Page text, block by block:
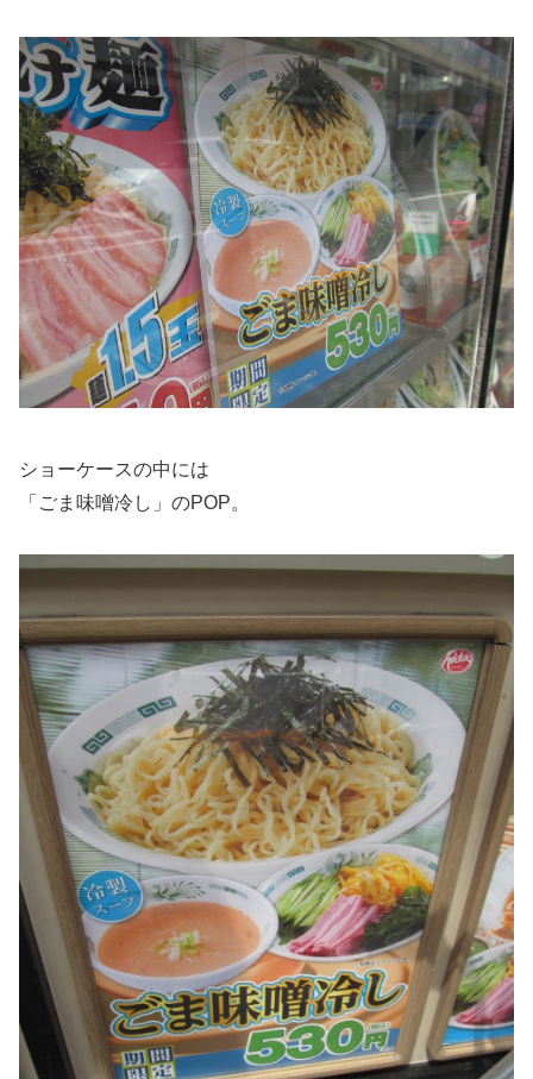
ショーケースの中には
「ごま味噌冷し」のPOP。